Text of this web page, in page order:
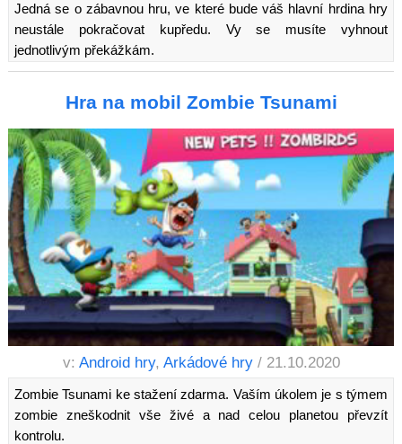
Jedná se o zábavnou hru, ve které bude váš hlavní hrdina hry
neustále pokračovat kupředu. Vy se musíte vyhnout
jednotlivým překážkám.
Hra na mobil Zombie Tsunami
v: Android hry, Arkádové hry / 21.10.2020
Zombie Tsunami ke stažení zdarma. Vaším úkolem je s týmem
zombie zneškodnit vše živé a nad celou planetou převzít
kontrolu.